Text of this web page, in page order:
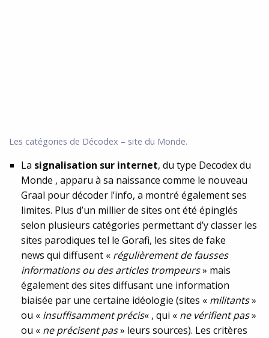
Les catégories de Décodex – site du Monde.
La signalisation sur internet, du type Decodex du
Monde , apparu à sa naissance comme le nouveau
Graal pour décoder l’info, a montré également ses
limites. Plus d’un millier de sites ont été épinglés
selon plusieurs catégories permettant d’y classer les
sites parodiques tel le Gorafi, les sites de fake
news qui diffusent « régulièrement de fausses
informations ou des articles trompeurs» mais
également des sites diffusant une information
biaisée par une certaine idéologie (sites « militants»
ou « insuffisamment précis« , qui « ne vérifient pas»
ou « ne précisent pas» leurs sources). Les critères